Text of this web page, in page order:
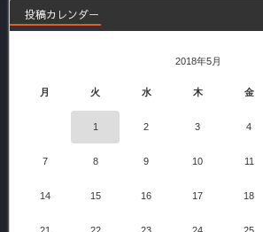
投稿カレンダー
2018年5月
月 火 水 木 金
1 2 3 4
7 8 9 10 11
14 15 16 17 18